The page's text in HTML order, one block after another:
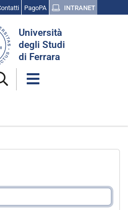
PagoPA INTRANET
Università
degli Studi
di Ferrara